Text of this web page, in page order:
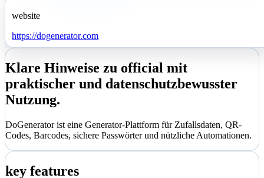
website
https://dogenerator.com
Klare Hinweise zu official mit
praktischer und datenschutzbewusster
Nutzung.
DoGenerator ist eine Generator-Plattform für Zufallsdaten, QR-
Codes, Barcodes, sichere Passwörter und nützliche Automationen.
key features